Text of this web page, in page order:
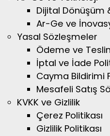
Dijital Dönüşüm
Ar-Ge ve
Yasal Sözleşmeler
Ödeme ve
İptal ve İade
Cayma Bildirimi
Mesafeli Satış
KVKK ve Gizlilik
Çerez Politikası
Gizlilik Politikası